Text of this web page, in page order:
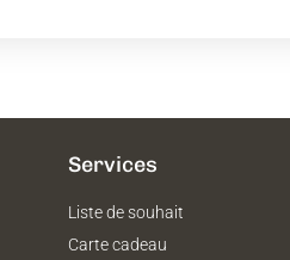
Services
Liste de souhait
Carte cadeau